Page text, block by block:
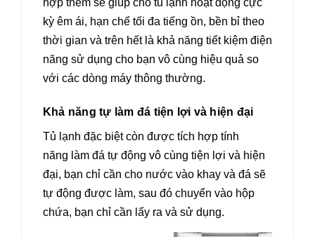
hợp thêm sẽ giúp cho tủ lạnh hoạt động cực
kỳ êm ái, hạn chế tối đa tiếng ồn, bền bỉ theo
thời gian và trên hết là khả năng tiết kiệm điện
năng sử dụng cho bạn vô cùng hiệu quả so
với các dòng máy thông thường.
Khả năng tự làm đá tiện lợi và hiện đại
Tủ lạnh đặc biệt còn được tích hợp tính
năng làm đá tự động vô cùng tiện lợi và hiện
đại, bạn chỉ cần cho nước vào khay và đá sẽ
tự động được làm, sau đó chuyển vào hộp
chứa, bạn chỉ cần lấy ra và sử dụng.